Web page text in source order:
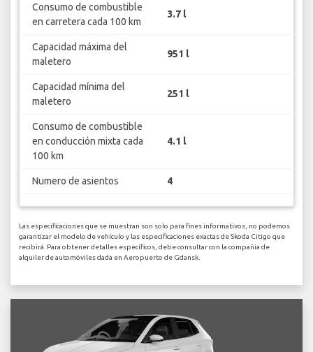
Consumo de combustible
en carretera cada 100 km
3.7 l
Capacidad máxima del
maletero
951 l
Capacidad mínima del
maletero
251 l
Consumo de combustible
en conducción mixta cada
100 km
4.1 l
Numero de asientos 4
Las especificaciones que se muestran son solo para fines informativos, no podemos
garantizar el modelo de vehículo y las especificaciones exactas de Skoda Citigo que
recibirá. Para obtener detalles específicos, debe consultar con la compañía de
alquiler de automóviles dada en Aeropuerto de Gdansk.